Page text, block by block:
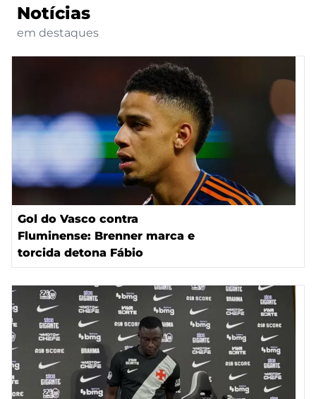
Notícias
em destaques
Gol do Vasco contra
Fluminense: Brenner marca e
torcida detona Fábio